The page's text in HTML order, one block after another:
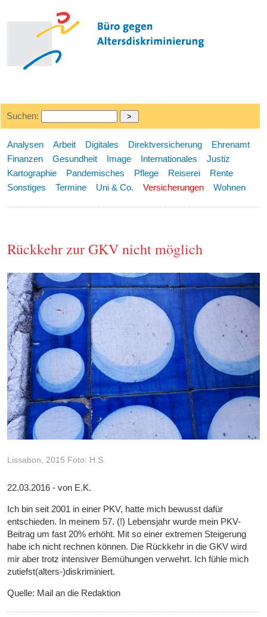
Suchen:
Analysen Arbeit Digitales Direktversicherung
Ehrenamt
Finanzen
Gesundheit Image Internationales
Justiz
Kartographie
Pandemisches Pflege Reiserei
Rente
Sonstiges
Termine Uni & Co. Versicherungen Wohnen
Rückkehr zur GKV nicht möglich
Lissabon, 2015 Foto: H.S.
22.03.2016 - von E.K.
Ich bin seit 2001 in einer PKV, hatte mich bewusst dafür
entschieden. In meinem 57. (!) Lebensjahr wurde mein PKV-
Beitrag um fast 20% erhöht. Mit so einer extremen Steigerung
habe ich nicht rechnen können. Die Rückkehr in die GKV wird
mir aber trotz intensiver Bemühungen verwehrt. Ich fühle mich
zutiefst(alters-)diskriminiert.
Quelle: Mail an die Redaktion